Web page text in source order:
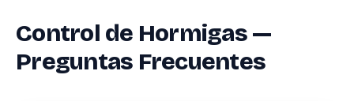
Control de Hormigas —
Preguntas Frecuentes